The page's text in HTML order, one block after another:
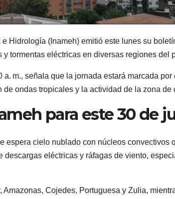
Hidrología (Inameh) emitió este lunes su
tormentas eléctricas en diversas regiones del
a. m., señala que la jornada estará marcada
ondas tropicales y la actividad de la zona de
para este 30 de
espera cielo nublado con núcleos convectivos
eléctricas y ráfagas de viento,
Cojedes, Portuguesa y Zulia,